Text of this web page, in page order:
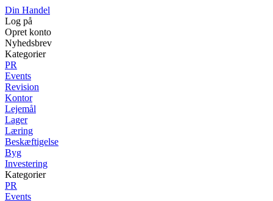
Din Handel
Log på
Opret konto
Nyhedsbrev
Kategorier
PR
Events
Revision
Kontor
Lejemål
Lager
Læring
Beskæftigelse
Byg
Investering
Kategorier
PR
Events